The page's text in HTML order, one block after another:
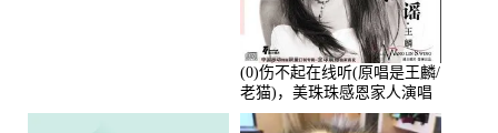
(0)伤不起在线听(原唱是王麟/
老猫)，美珠珠感恩家人演唱
点播:80218次